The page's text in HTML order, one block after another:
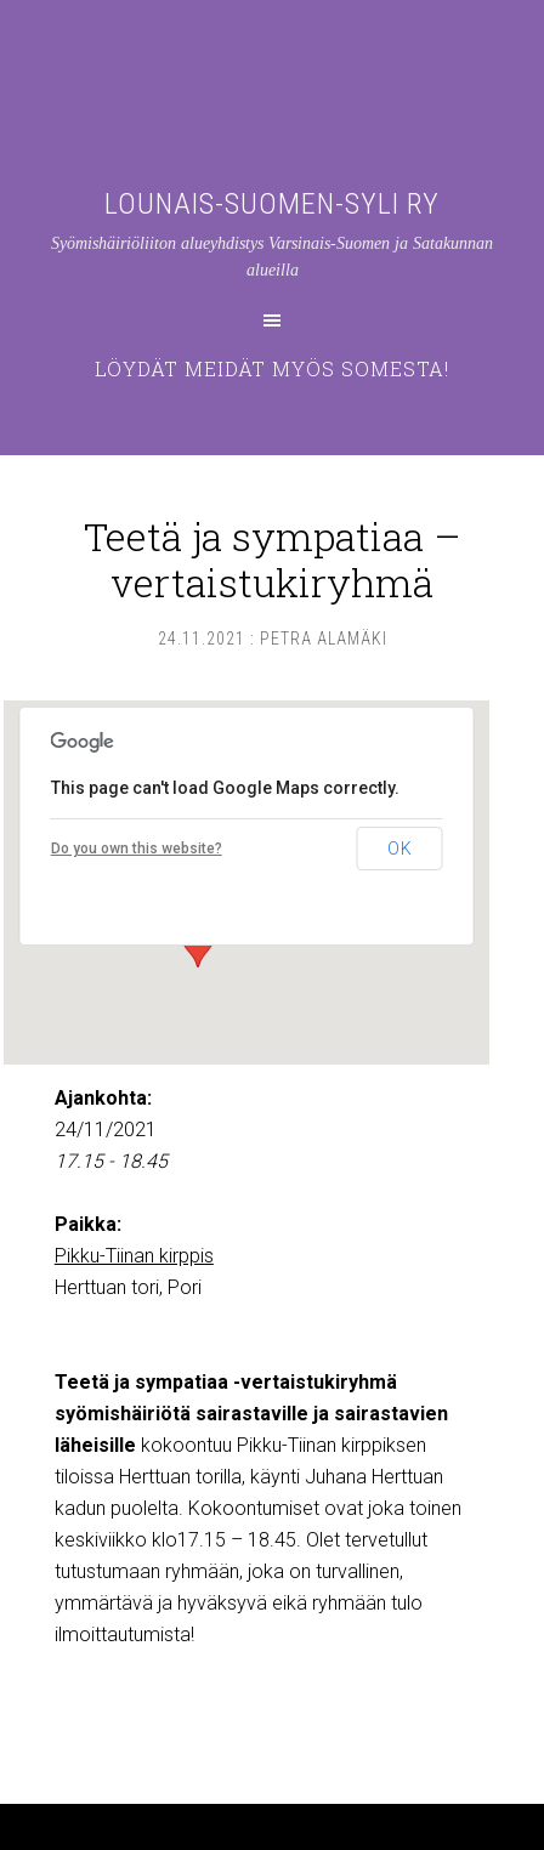
LOUNAIS-SUOMEN-SYLI RY
Syömishäiriöliiton alueyhdistys Varsinais-Suomen ja Satakunnan
alueilla
LÖYDÄT MEIDÄT MYÖS SOMESTA!
Teetä ja sympatiaa –
vertaistukiryhmä
24.11.2021 : PETRA ALAMÄKI
Pikku-Tiinan kirppis
Herttuan tori - Pori
This page can't load Google Maps correctly.
Do you own this website? OK
Ajankohta:
24/11/2021
17.15 - 18.45
Paikka:
Pikku-Tiinan kirppis
Herttuan tori, Pori
Teetä ja sympatiaa -vertaistukiryhmä
syömishäiriötä sairastaville ja sairastavien
läheisille kokoontuu Pikku-Tiinan kirppiksen
tiloissa Herttuan torilla, käynti Juhana Herttuan
kadun puolelta. Kokoontumiset ovat joka toinen
keskiviikko klo17.15 – 18.45. Olet tervetullut
tutustumaan ryhmään, joka on turvallinen,
ymmärtävä ja hyväksyvä eikä ryhmään tulo
ilmoittautumista!